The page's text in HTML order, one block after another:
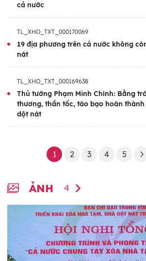
Theo tổng hợp báo cáo từ
17/8/2025, toàn bộ 34/34
trên cả nước đã cơ bản
nước đã huy động được
người tham gia đóng góp
hơn 2,7 triệu ngày công
động 24.761,596 tỷ đồng;
cộng 334.234 căn nhà cho
chính sách và hộ dân khó
qu
ốc tổng kết Chương trình
thi đua “Cả nước chung tay
nhà dột nát trong năm
26/8/2025
, Thủ tướng
khẳng định, việc hoàn thành
nhà dột nát trên phạm vi cả
cả nước
TL_XHO_TXT_000170069
19 địa phương trên cả nước không
nát
TL_XHO_TXT_000169638
Thủ tướng Phạm Minh Chính: Bằng
thương, thần tốc, táo bạo hoàn
dột nát
1 2 3 4 5
ẢNH 4